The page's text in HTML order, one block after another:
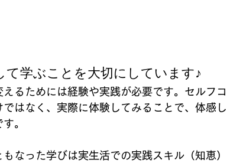
て学ぶことを大切にしています♪
るためには経験や実践が必要です。セルフ
はなく、実際に体験してみることで、体感
。
なった学びは実生活での実践スキル（知恵